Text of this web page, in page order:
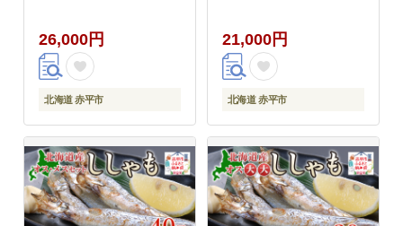
物
26,000円
北海道 赤平市
い
21,000円
北海道 赤平市